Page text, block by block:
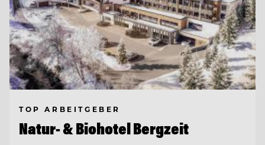
TOP ARBEITGEBER
Natur- & Biohotel Bergzeit